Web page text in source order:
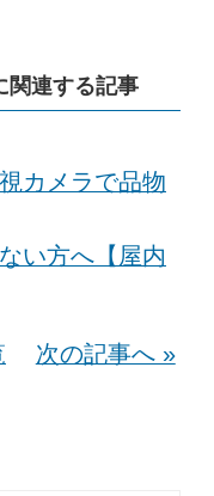
関連する記事
カメラで品物
い方へ【屋内
次の記事へ »